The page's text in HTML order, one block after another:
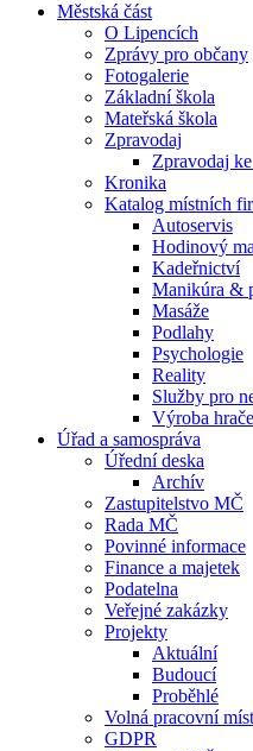
Městská část
O Lipencích
Zprávy pro občany
Fotogalerie
Základní škola
Mateřská škola
Zpravodaj
Zpravodaj
Kronika
Katalog místních
Autoservis
Hodinový
Kadeřnictví
Manikúra &
Masáže
Podlahy
Psychologie
Reality
Služby pro
Výroba
Úřad a samospráva
Úřední deska
Archív
Zastupitelstvo MČ
Rada MČ
Povinné informace
Finance a majetek
Podatelna
Veřejné zakázky
Projekty
Aktuální
Budoucí
Proběhlé
Volná pracovní
GDPR